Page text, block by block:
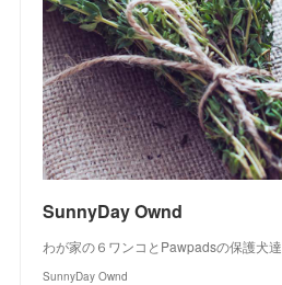
SunnyDay Ownd
わが家の６ワンコとPawpadsの保護犬達
SunnyDay Ownd